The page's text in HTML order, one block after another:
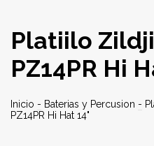
Platiilo
PZ14PR Hi
Inicio - Baterias y Percusion -
PZ14PR Hi Hat 14"